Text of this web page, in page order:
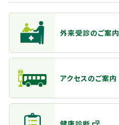
主なメニュー
外来受診のご案内
アクセスのご案内